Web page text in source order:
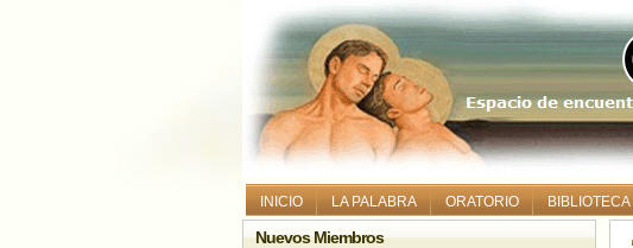
INICIO LA PALABRA ORATORIO BIBLIOTECA
Nuevos Miembros